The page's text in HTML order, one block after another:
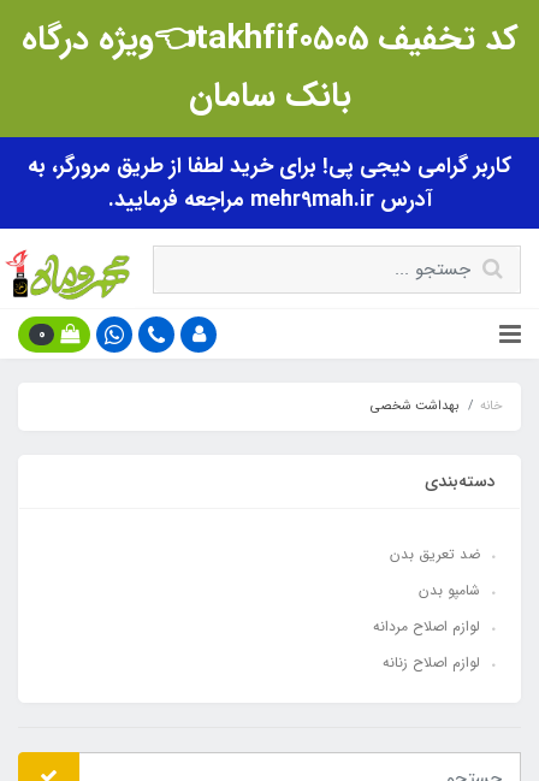
کد تخفیف takhfif0505👈ویژه درگاه
بانک سامان
کاربر گرامی دیجی پی! برای خرید لطفا از طریق مرورگر، به
آدرس mehr9mah.ir مراجعه فرمایید.
0
خانه بهداشت شخصی
دسته‌بندی
ضد تعریق بدن
شامپو بدن
لوازم اصلاح مردانه
لوازم اصلاح زنانه